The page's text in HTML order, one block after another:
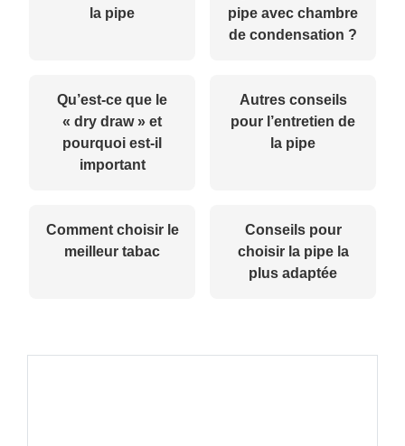
la pipe
pipe avec chambre
de condensation ?
Qu’est-ce que le
« dry draw » et
pourquoi est-il
important
Autres conseils
pour l’entretien de
la pipe
Comment choisir le
meilleur tabac
Conseils pour
choisir la pipe la
plus adaptée